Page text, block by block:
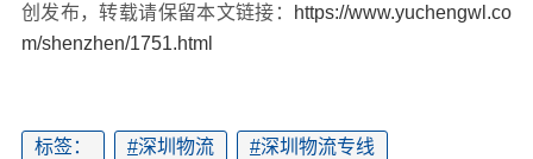
创发布，转载请保留本文链接：
https://www.yuchengwl.co
m/shenzhen/1751.html
标签： #深圳物流 #深圳物流专线